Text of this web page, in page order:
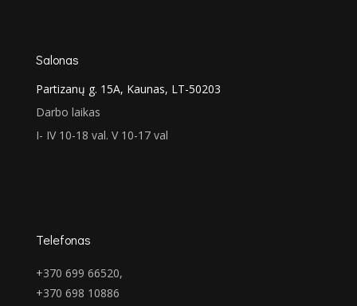
Salonas
Partizanų g. 15A, Kaunas, LT-50203
Darbo laikas
I- IV 10-18 val. V 10-17 val
Telefonas
+370 699 66520,
+370 698 10886